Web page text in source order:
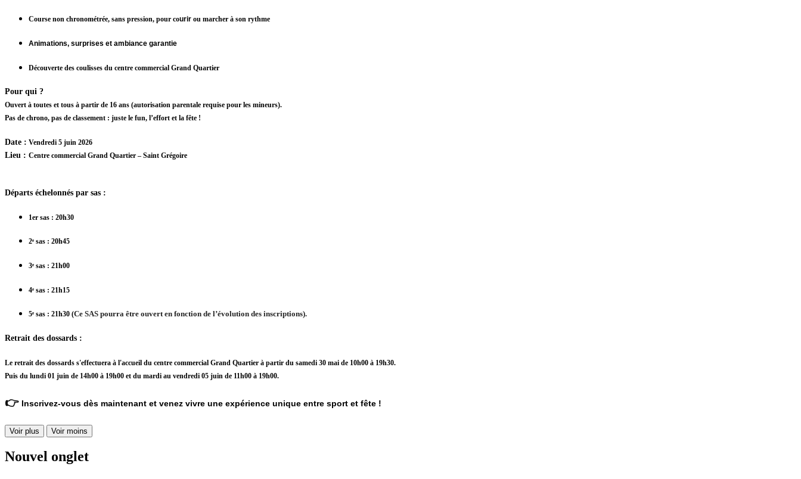
Course non chronométrée, sans pression, pour courir ou marcher à son rythme
Animations, surprises et ambiance garantie
Découverte des coulisses du centre commercial Grand Quartier
Pour qui ?
Ouvert à toutes et tous à partir de 16 ans (autorisation parentale requise pour les mineurs).
Pas de chrono, pas de classement : juste le fun, l’effort et la fête !
Date : Vendredi 5 juin 2026
Lieu : Centre commercial Grand Quartier – Saint Grégoire
Départs échelonnés par sas :
1er sas : 20h30
2ᵉ sas : 20h45
3ᵉ sas : 21h00
4ᵉ sas : 21h15
5ᵉ sas : 21h30 (Ce SAS pourra être ouvert en fonction de l’évolution des inscriptions).
Retrait des dossards :
Le retrait des dossards s'effectuera à l'accueil du centre commercial Grand Quartier à partir du samedi 30 mai de 10h00 à 19h30.
Puis du lundi 01 juin de 14h00 à 19h00 et du mardi au vendredi 05 juin de 11h00 à 19h00.
👉 Inscrivez-vous dès maintenant et venez vivre une expérience unique entre sport et fête !
Voir plus Voir moins
Nouvel onglet